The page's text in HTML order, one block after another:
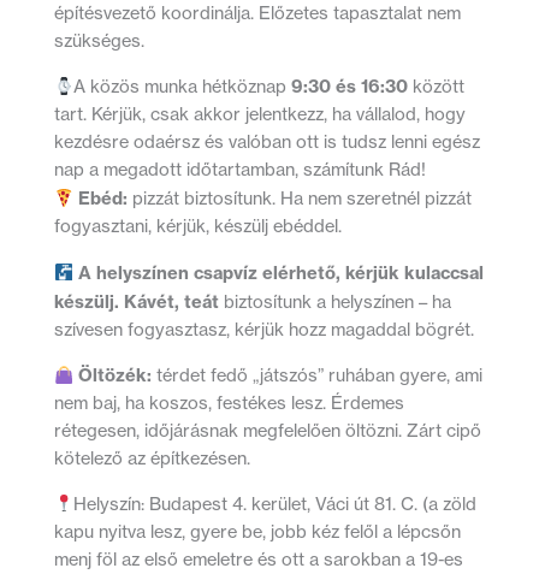
építésvezető koordinálja. Előzetes tapasztalat nem
szükséges.
A közös munka hétköznap9:30 és 16:30 között
tart. Kérjük, csak akkor jelentkezz, ha vállalod, hogy
kezdésre odaérsz és valóban ott is tudsz lenni egész
nap a megadott időtartamban, számítunk Rád!
Ebéd: pizzát biztosítunk. Ha nem szeretnél pizzát
fogyasztani, kérjük, készülj ebéddel.
A helyszínen csapvíz elérhető, kérjük kulaccsal
készülj. Kávét, teátbiztosítunk a helyszínen – ha
szívesen fogyasztasz, kérjük hozz magaddal bögrét.
Öltözék: térdet fedő „játszós” ruhában gyere, ami
nem baj, ha koszos, festékes lesz. Érdemes
rétegesen, időjárásnak megfelelően öltözni. Zárt cipő
kötelező az építkezésen.
Helyszín: Budapest 4. kerület, Váci út 81. C. (a zöld
kapu nyitva lesz, gyere be, jobb kéz felől a lépcsőn
menj föl az első emeletre és ott a sarokban a 19-es